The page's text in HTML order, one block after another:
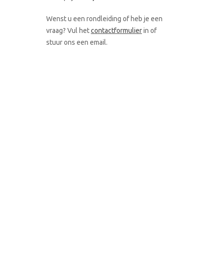
Wenst u een rondleiding of heb je een
vraag? Vul hetcontactformulierin of
stuur ons een email.